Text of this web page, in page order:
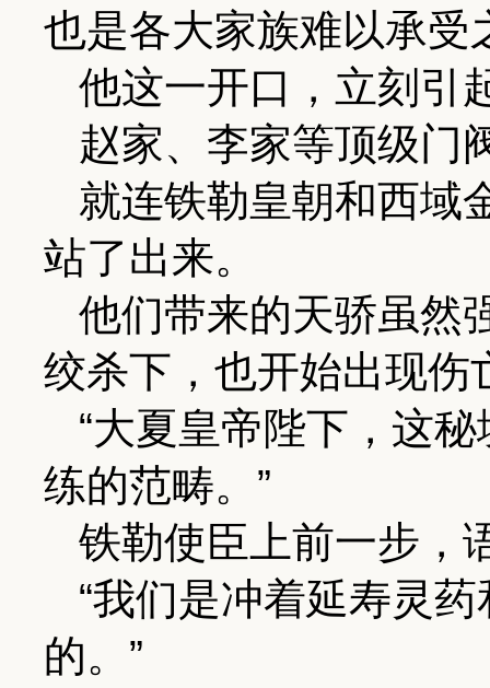
也是各大家族难以承受
他这一开口，立刻引
赵家、李家等顶级门
就连铁勒皇朝和西域
站了出来。
他们带来的天骄虽然
绞杀下，也开始出现伤
“大夏皇帝陛下，这
练的范畴。”
铁勒使臣上前一步，
“我们是冲着延寿灵
的。”